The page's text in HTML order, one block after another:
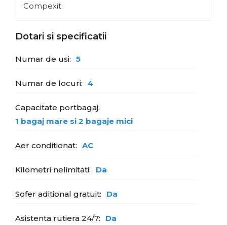
Compexit.
Dotari si specificatii
Numar de usi: 5
Numar de locuri: 4
Capacitate portbagaj:
1 bagaj mare si 2 bagaje mici
Aer conditionat: AC
Kilometri nelimitati: Da
Sofer aditional gratuit: Da
Asistenta rutiera 24/7: Da